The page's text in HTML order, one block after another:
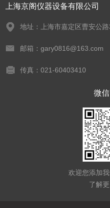
上海京阁仪器设备有限公司
地址：上海市嘉定区曹安公
邮箱：gary0816@163.com
传真：021-60403410
微
欢迎您添加
了解